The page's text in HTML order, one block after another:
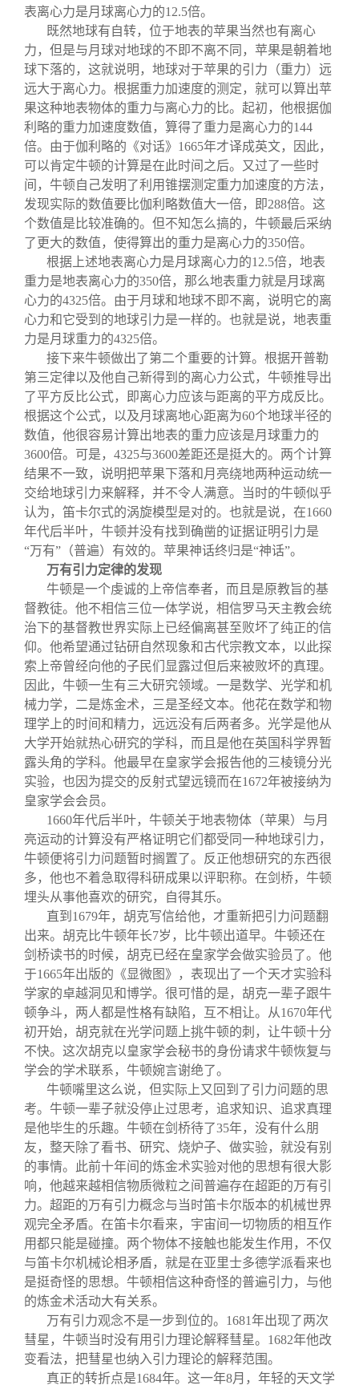
表离心力是月球离心力的12.5倍。
既然地球有自转，位于地表的苹果当然也有离心
力，但是与月球对地球的不即不离不同，苹果是朝着地
球下落的，这就说明，地球对于苹果的引力（重力）远
远大于离心力。根据重力加速度的测定，就可以算出苹
果这种地表物体的重力与离心力的比。起初，他根据伽
利略的重力加速度数值，算得了重力是离心力的144
倍。由于伽利略的《对话》1665年才译成英文，因此，
可以肯定牛顿的计算是在此时间之后。又过了一些时
间，牛顿自己发明了利用锥摆测定重力加速度的方法，
发现实际的数值要比伽利略数值大一倍，即288倍。这
个数值是比较准确的。但不知怎么搞的，牛顿最后采纳
了更大的数值，使得算出的重力是离心力的350倍。
根据上述地表离心力是月球离心力的12.5倍，地表
重力是地表离心力的350倍，那么地表重力就是月球离
心力的4325倍。由于月球和地球不即不离，说明它的离
心力和它受到的地球引力是一样的。也就是说，地表重
力是月球重力的4325倍。
接下来牛顿做出了第二个重要的计算。根据开普勒
第三定律以及他自己新得到的离心力公式，牛顿推导出
了平方反比公式，即离心力应该与距离的平方成反比。
根据这个公式，以及月球离地心距离为60个地球半径的
数值，他很容易计算出地表的重力应该是月球重力的
3600倍。可是，4325与3600差距还是挺大的。两个计算
结果不一致，说明把苹果下落和月亮绕地两种运动统一
交给地球引力来解释，并不令人满意。当时的牛顿似乎
认为，笛卡尔式的涡旋模型是对的。也就是说，在1660
年代后半叶，牛顿并没有找到确凿的证据证明引力是
“万有”（普遍）有效的。苹果神话终归是“神话”。
万有引力定律的发现
牛顿是一个虔诚的上帝信奉者，而且是原教旨的基
督教徒。他不相信三位一体学说，相信罗马天主教会统
治下的基督教世界实际上已经偏离甚至败坏了纯正的信
仰。他希望通过钻研自然现象和古代宗教文本，以此探
索上帝曾经向他的子民们显露过但后来被败坏的真理。
因此，牛顿一生有三大研究领域。一是数学、光学和机
械力学，二是炼金术，三是圣经文本。他花在数学和物
理学上的时间和精力，远远没有后两者多。光学是他从
大学开始就热心研究的学科，而且是他在英国科学界暂
露头角的学科。他最早在皇家学会报告他的三棱镜分光
实验，也因为提交的反射式望远镜而在1672年被接纳为
皇家学会会员。
1660年代后半叶，牛顿关于地表物体（苹果）与月
亮运动的计算没有严格证明它们都受同一种地球引力，
牛顿便将引力问题暂时搁置了。反正他想研究的东西很
多，他也不着急取得科研成果以评职称。在剑桥，牛顿
埋头从事他喜欢的研究，自得其乐。
直到1679年，胡克写信给他，才重新把引力问题翻
出来。胡克比牛顿年长7岁，比牛顿出道早。牛顿还在
剑桥读书的时候，胡克已经在皇家学会做实验员了。他
于1665年出版的《显微图》，表现出了一个天才实验科
学家的卓越洞见和博学。很可惜的是，胡克一辈子跟牛
顿争斗，两人都是性格有缺陷，互不相让。从1670年代
初开始，胡克就在光学问题上挑牛顿的刺，让牛顿十分
不快。这次胡克以皇家学会秘书的身份请求牛顿恢复与
学会的学术联系，牛顿婉言谢绝了。
牛顿嘴里这么说，但实际上又回到了引力问题的思
考。牛顿一辈子就没停止过思考，追求知识、追求真理
是他毕生的乐趣。牛顿在剑桥待了35年，没有什么朋
友，整天除了看书、研究、烧炉子、做实验，就没有别
的事情。此前十年间的炼金术实验对他的思想有很大影
响，他越来越相信物质微粒之间普遍存在超距的万有引
力。超距的万有引力概念与当时笛卡尔版本的机械世界
观完全矛盾。在笛卡尔看来，宇宙间一切物质的相互作
用都只能是碰撞。两个物体不接触也能发生作用，不仅
与笛卡尔机械论相矛盾，就是在亚里士多德学派看来也
是挺奇怪的思想。牛顿相信这种奇怪的普遍引力，与他
的炼金术活动大有关系。
万有引力观念不是一步到位的。1681年出现了两次
彗星，牛顿当时没有用引力理论解释彗星。1682年他改
变看法，把彗星也纳入引力理论的解释范围。
真正的转折点是1684年。这一年8月，年轻的天文学